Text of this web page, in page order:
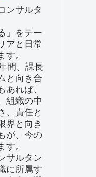
ンサルタ
」をテー
アと日常
。
間、課長
と向き合
れば、
組織の中
、責任と
界と向き
が、今の
。
サルタン
に所属す